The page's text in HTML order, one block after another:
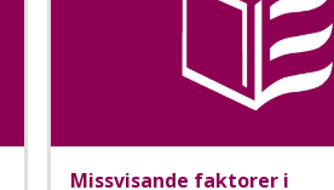
Missvisande faktorer i